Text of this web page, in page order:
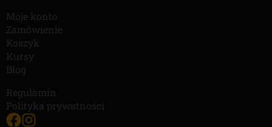
Moje konto
Zamówienie
Koszyk
Kursy
Blog
Regulamin
Polityka prywatności